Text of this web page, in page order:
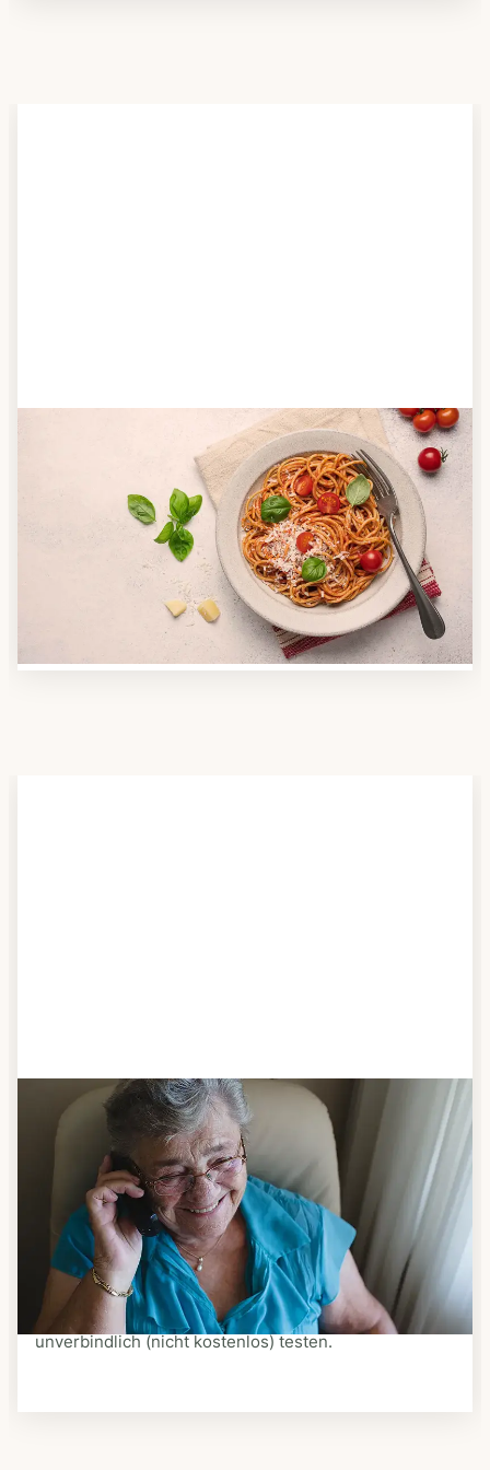
Anbieter finden
Nutzen Sie unsere große Mahlzeiten-Dienst-Suche,
um herauszufinden, welche Anbieter es in Ihrer
Region gibt und welcher am besten zu Ihnen passt.
Verschaffen Sie sich auch einen Überblick über die
Essen auf Rädern-Kosten.
Schritt 3
Bestellen & liefern lassen
Suchen Sie sich aus dem Speiseplan Ihres Anbieters
aus, was Ihnen schmeckt. Bestellen Sie telefonisch,
schriftlich oder im Online-Shop Ihres Anbieters.
Ein Kurier liefert Ihnen das bestellte Essen zum
vereinbarten Zeitpunkt nach Hause. Bei vielen
Anbietern können Sie Essen auf Rädern auch
unverbindlich (nicht kostenlos) testen.